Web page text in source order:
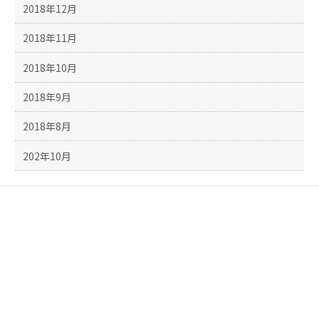
2018年12月
2018年11月
2018年10月
2018年9月
2018年8月
202年10月